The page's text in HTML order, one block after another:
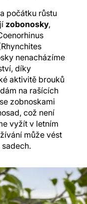
počátku růstu
zobonosky,
nenacházíme
díky
aktivitě brouků
na rašících
zobnoskami
což není
vyžít v letním
může vést